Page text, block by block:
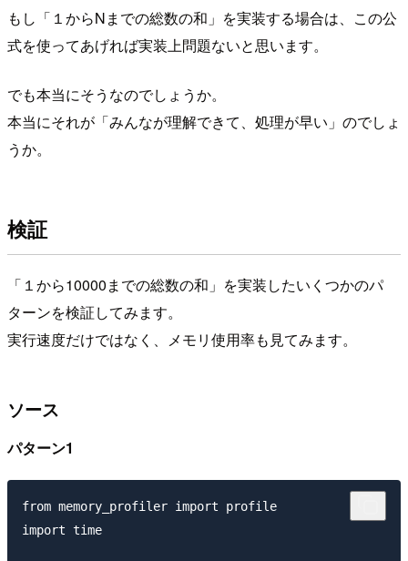
もし「１からNまでの総数の和」を実装する場合は、この公
式を使ってあげれば実装上問題ないと思います。
でも本当にそうなのでしょうか。
本当にそれが「みんなが理解できて、処理が早い」のでしょ
うか。
検証
「１から10000までの総数の和」を実装したいくつかのパ
ターンを検証してみます。
実行速度だけではなく、メモリ使用率も見てみます。
ソース
パターン1
from memory_profiler import profile
import time